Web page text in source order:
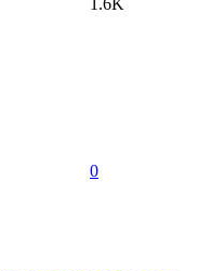
1.6K
0